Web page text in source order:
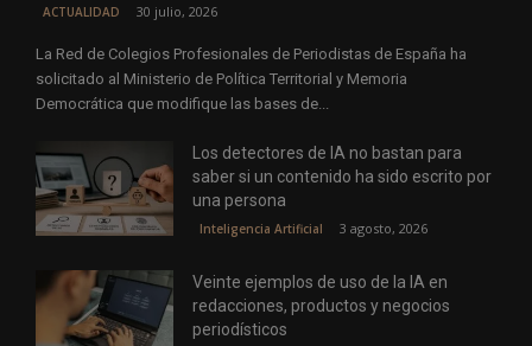
ACTUALIDAD 30 julio, 2026
La Red de Colegios Profesionales de Periodistas de España ha
solicitado al Ministerio de Política Territorial y Memoria
Democrática que modifique las bases de...
Los detectores de IA no bastan para
saber si un contenido ha sido escrito por
una persona
Inteligencia Artificial 3 agosto, 2026
Veinte ejemplos de uso de la IA en
redacciones, productos y negocios
periodísticos